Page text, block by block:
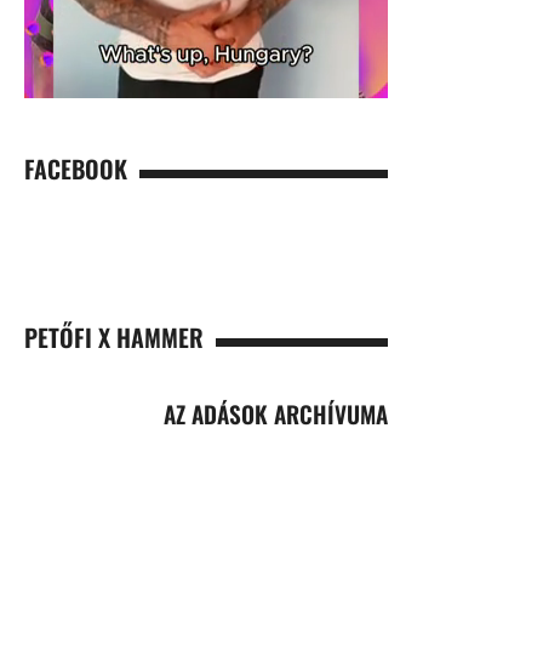
FACEBOOK
PETŐFI X HAMMER
AZ ADÁSOK ARCHÍVUMA